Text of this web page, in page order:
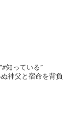
神父と宿命を背負
知っている”